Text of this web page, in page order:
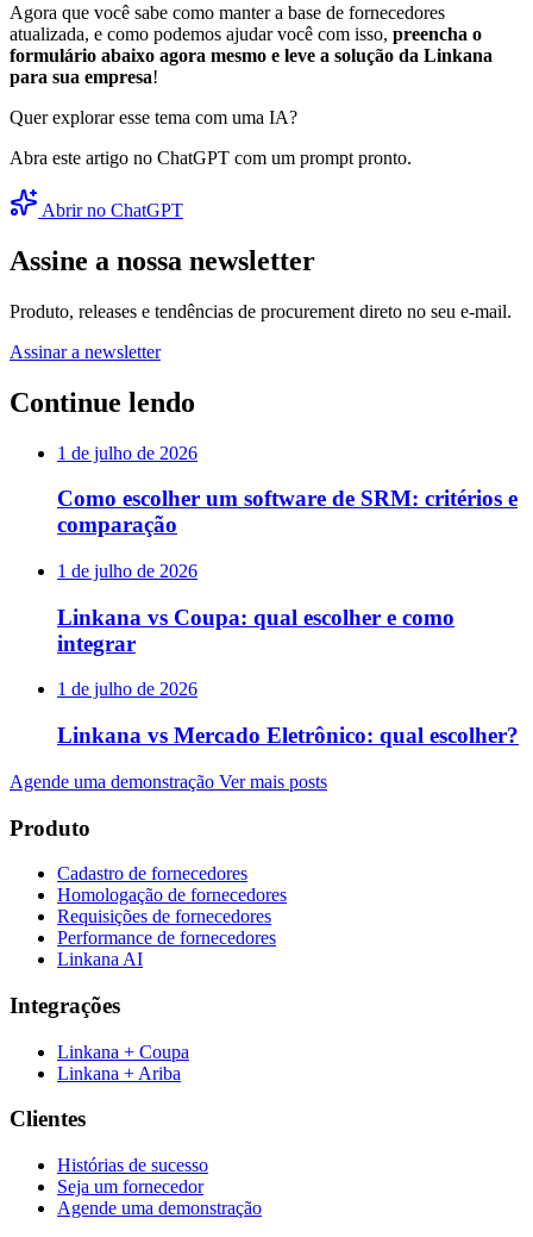
Agora que você sabe como manter a base de fornecedores
atualizada, e como podemos ajudar você com isso, preencha o
formulário abaixo agora mesmo e leve a solução da Linkana
para sua empresa!
Quer explorar esse tema com uma IA?
Abra este artigo no ChatGPT com um prompt pronto.
Abrir no ChatGPT
Assine a nossa newsletter
Produto, releases e tendências de procurement direto no seu e-mail.
Assinar a newsletter
Continue lendo
1 de julho de 2026
Como escolher um software de SRM: critérios e
comparação
1 de julho de 2026
Linkana vs Coupa: qual escolher e como
integrar
1 de julho de 2026
Linkana vs Mercado Eletrônico: qual escolher?
Agende uma demonstração Ver mais posts
Produto
Cadastro de fornecedores
Homologação de fornecedores
Requisições de fornecedores
Performance de fornecedores
Linkana AI
Integrações
Linkana + Coupa
Linkana + Ariba
Clientes
Histórias de sucesso
Seja um fornecedor
Agende uma demonstração